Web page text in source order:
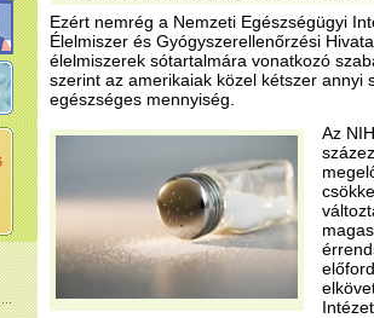
Ezért nemrég a Nemzeti Egészségügyi
Élelmiszer és Gyógyszerellenőrzési
élelmiszerek sótartalmára vonatkozó
szerint az amerikaiak közel kétszer annyi
egészséges mennyiség.
Az